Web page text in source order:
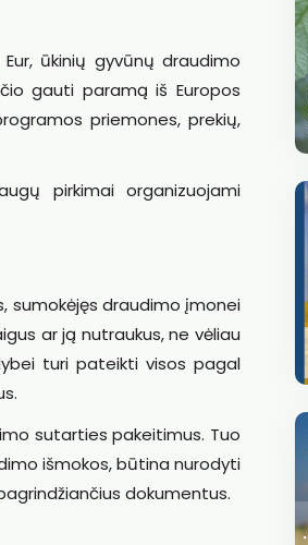
ūkinių gyvūnų draudimo
gauti paramą iš Europos
priemones, prekių,
pirkimai organizuojami
sumokėjęs draudimo įmonei
ar ją nutraukus, ne vėliau
turi pateikti visos pagal
sutarties pakeitimus. Tuo
išmokos, būtina nurodyti
dokumentus.